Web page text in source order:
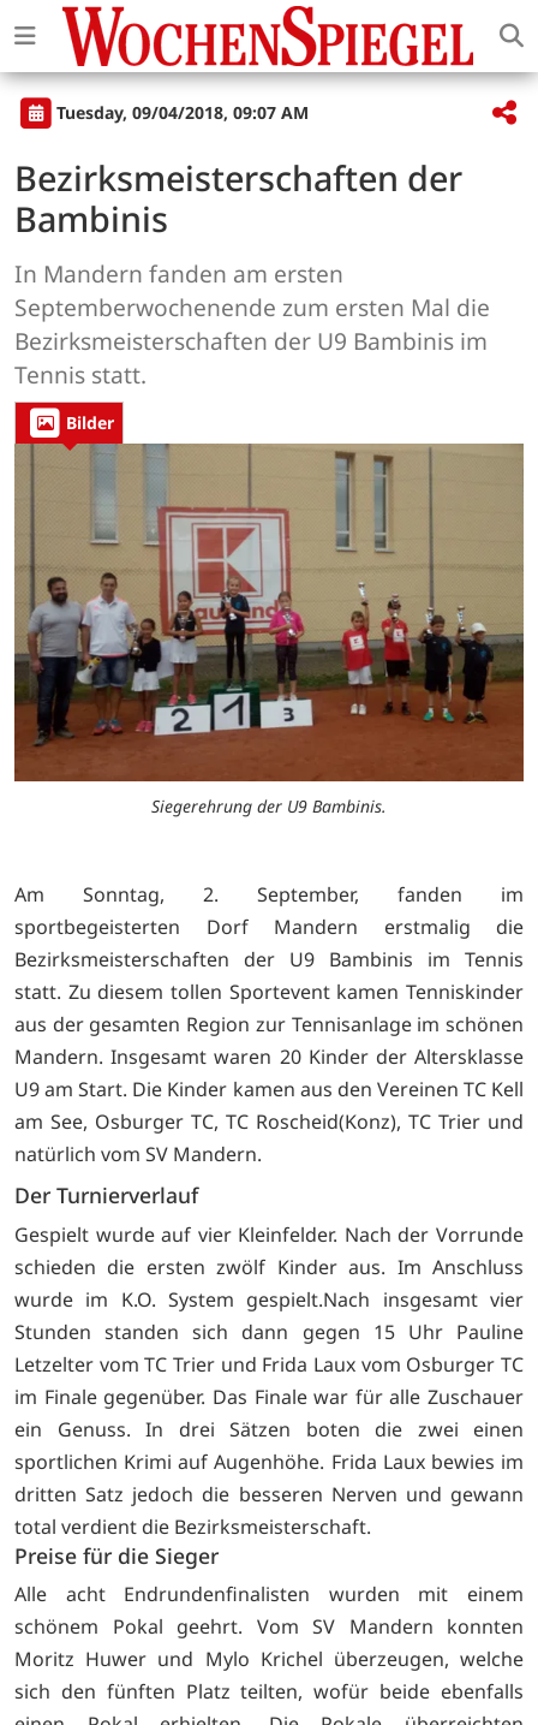
Tuesday, 09/04/2018, 09:07 AM
Bezirksmeisterschaften der
Bambinis
In Mandern fanden am ersten
Septemberwochenende zum ersten Mal die
Bezirksmeisterschaften der U9 Bambinis im
Tennis statt.
Bilder
Siegerehrung der U9 Bambinis.
Am Sonntag, 2. September, fanden im
sportbegeisterten Dorf Mandern erstmalig die
Bezirksmeisterschaften der U9 Bambinis im Tennis
statt. Zu diesem tollen Sportevent kamen Tenniskinder
aus der gesamten Region zur Tennisanlage im schönen
Mandern. Insgesamt waren 20 Kinder der Altersklasse
U9 am Start. Die Kinder kamen aus den Vereinen TC Kell
am See, Osburger TC, TC Roscheid(Konz), TC Trier und
natürlich vom SV Mandern.
Der Turnierverlauf
Gespielt wurde auf vier Kleinfelder. Nach der Vorrunde
schieden die ersten zwölf Kinder aus. Im Anschluss
wurde im K.O. System gespielt.Nach insgesamt vier
Stunden standen sich dann gegen 15 Uhr Pauline
Letzelter vom TC Trier und Frida Laux vom Osburger TC
im Finale gegenüber. Das Finale war für alle Zuschauer
ein Genuss. In drei Sätzen boten die zwei einen
sportlichen Krimi auf Augenhöhe. Frida Laux bewies im
dritten Satz jedoch die besseren Nerven und gewann
total verdient die Bezirksmeisterschaft.
Preise für die Sieger
Alle acht Endrundenfinalisten wurden mit einem
schönem Pokal geehrt. Vom SV Mandern konnten
Moritz Huwer und Mylo Krichel überzeugen, welche
sich den fünften Platz teilten, wofür beide ebenfalls